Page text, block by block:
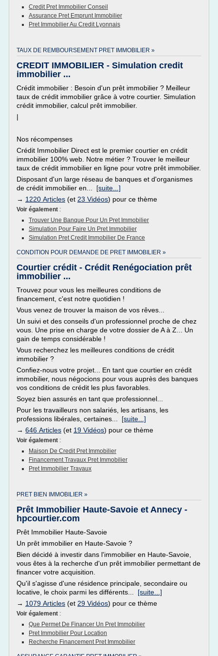
Credit Pret Immobilier Conseil
Assurance Pret Emprunt Immobilier
Pret Immobilier Au Credit Lyonnais
TAUX DE REMBOURSEMENT PRET IMMOBILIER »
CREDIT IMMOBILIER - Simulation credit
immobilier ...
Crédit immobilier : Besoin d'un prêt immobilier ? Meilleur
taux de crédit immobilier grâce à votre courtier. Simulation
crédit immobilier, calcul prêt immobilier.
|
Nos récompenses
Crédit Immobilier Direct est le premier courtier en crédit
immobilier 100% web. Notre métier ? Trouver le meilleur
taux de crédit immobilier en ligne pour votre prêt immobilier.
Disposant d'un large réseau de banques et d'organismes
de crédit immobilier en... [suite...]
→ 1220 Articles (et 23 Vidéos) pour ce thème
Voir également :
Trouver Une Banque Pour Un Pret Immobilier
Simulation Pour Faire Un Pret Immobilier
Simulation Pret Credit Immobilier De France
CONDITION POUR DEMANDE DE PRET IMMOBILIER »
Courtier crédit - Crédit Renégociation prêt
immobilier ...
Trouvez pour vous les meilleures conditions de
financement, c'est notre quotidien !
Vous venez de trouver la maison de vos rêves...
Un suivi et des conseils d'un professionnel proche de chez
vous. Une prise en charge de votre dossier de A à Z... Un
gain de temps considérable !
Vous recherchez les meilleures conditions de crédit
immobilier ?
Confiez-nous votre projet... En tant que courtier en crédit
immobilier, nous négocions pour vous auprès des banques
vos conditions de crédit les plus favorables.
Soyez bien assurés en tant que professionnel...
Pour les travailleurs non salariés, les artisans, les
professions libérales, certaines... [suite...]
→ 646 Articles (et 19 Vidéos) pour ce thème
Voir également :
Maison De Credit Pret Immobilier
Financement Travaux Pret Immobilier
Pret Immobilier Travaux
PRET BIEN IMMOBILIER »
Prêt Immobilier Haute-Savoie et Annecy -
hpcourtier.com
Prêt Immobilier Haute-Savoie
Un prêt immobilier en Haute-Savoie ?
Bien décidé à investir dans l'immobilier en Haute-Savoie,
vous êtes à la recherche d'un prêt immobilier permettant de
financer votre acquisition.
Qu'il s'agisse d'une résidence principale, secondaire ou
locative, le choix parmi les différents... [suite...]
→ 1079 Articles (et 29 Vidéos) pour ce thème
Voir également :
Que Permet De Financer Un Pret Immobilier
Pret Immobilier Pour Location
Recherche Financement Pret Immobilier